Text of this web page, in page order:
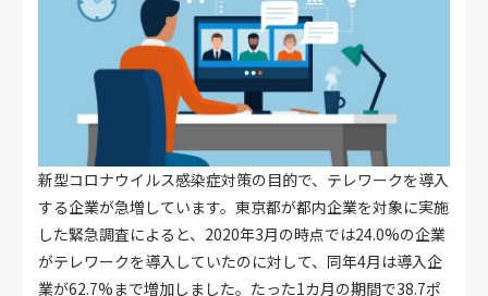
新型コロナウイルス感染症対策の目的で、テレワークを導入
する企業が急増しています。東京都が都内企業を対象に実施
した緊急調査によると、2020年3月の時点では24.0%の企業
がテレワークを導入していたのに対して、同年4月は導入企
業が62.7%まで増加しました。たった1カ月の期間で38.7ポ